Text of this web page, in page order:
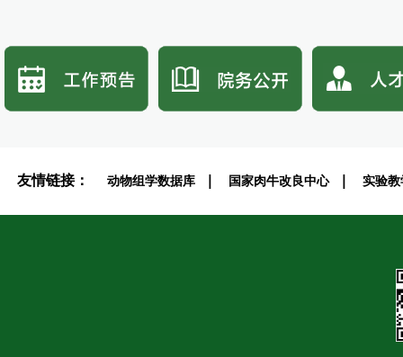
友情链接： 动物组学数据库| 国家肉牛改良中心 | 实验